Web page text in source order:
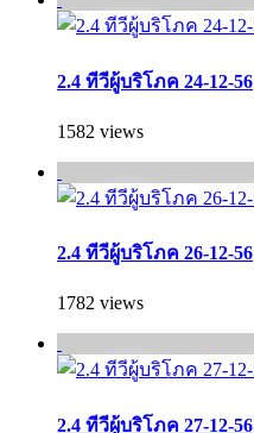
2.4 ทีวีผู้บริโภค 24-12-56
1582 views
2.4 ทีวีผู้บริโภค 26-12-56
1782 views
2.4 ทีวีผู้บริโภค 27-12-56